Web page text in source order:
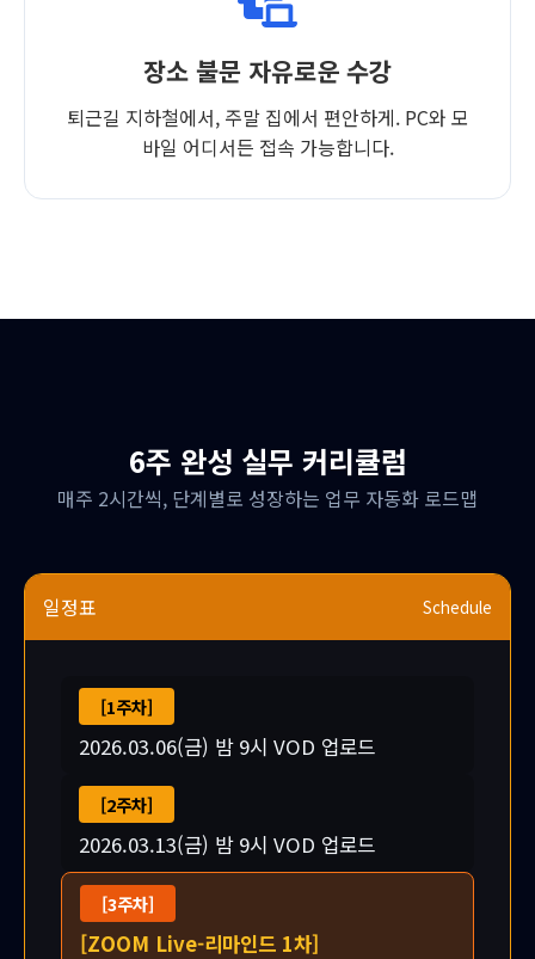
장소 불문 자유로운 수강
퇴근길 지하철에서, 주말 집에서 편안하게. PC와 모
바일 어디서든 접속 가능합니다.
6주 완성 실무 커리큘럼
매주 2시간씩, 단계별로 성장하는 업무 자동화 로드맵
일정표 Schedule
[1주차]
2026.03.06(금) 밤 9시 VOD 업로드
[2주차]
2026.03.13(금) 밤 9시 VOD 업로드
[3주차]
[ZOOM Live-리마인드 1차]